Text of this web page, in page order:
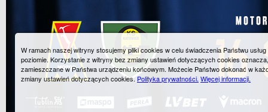
W ramach naszej witryny stosujemy pliki cookies w celu świadczenia Państwu
poziomie. Korzystanie z witryny bez zmiany ustawień dotyczących cookies
zamieszczane w Państwa urządzeniu końcowym. Możecie Państwo dokonać w
zmiany ustawień dotyczących cookies.Polityka prywatności. Więcej informacji.